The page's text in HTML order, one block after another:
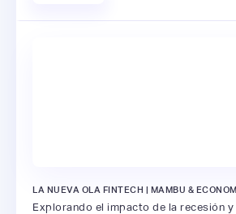
LA NUEVA OLA FINTECH | MAMBU &
Explorando el impacto de la recesión